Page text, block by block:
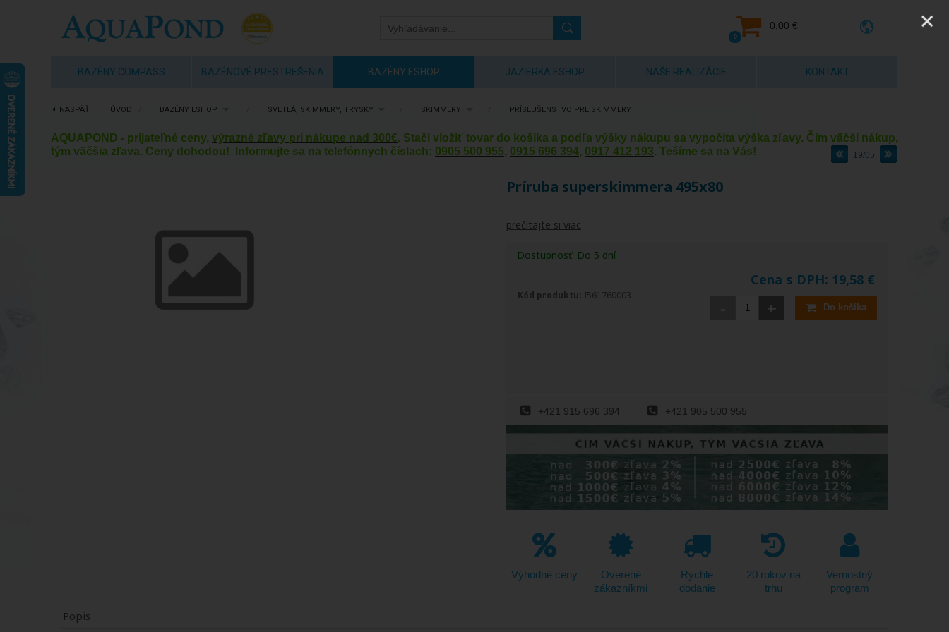
0,00 €
0
BAZÉNY COMPASS BAZÉNOVÉ PRESTREŠENIA BAZÉNY ESHOP JAZIERKA ESHOP NAŠE REALIZÁCIE KONTAKT
NASPÄŤ ÚVOD BAZÉNY ESHOP SVETLÁ, SKIMMERY, TRYSKY SKIMMERY PRÍSLUŠENSTVO PRE SKIMMERY
AQUAPOND - prijateľné ceny, výrazné zľavy pri nákupe nad 300€. Stačí vložiť tovar do košíka a podľa výšky nákupu sa vypočíta výška zľavy. Čím väčší nákup,
tým väčšia zľava. Ceny dohodou! Informujte sa na telefónnych číslach: 0905 500 955, 0915 696 394, 0917 412 193. Tešíme sa na Vás! 19/65
Príruba superskimmera 495x80
prečítajte si viac
Kód produktu: I561760003
Dostupnosť: Do 5 dní
Cena s DPH: 19,58 €
+ Do košíka
+421 915 696 394 +421 905 500 955
Výhodné ceny
Overené
zákazníkmi
Rýchle
dodanie
20 rokov na
trhu
Vernostný
program
Popis